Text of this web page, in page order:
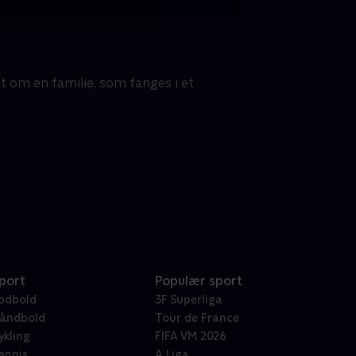
om en familie, som fanges i et
Populær sport
3F Superliga
Tour de France
FIFA VM 2026